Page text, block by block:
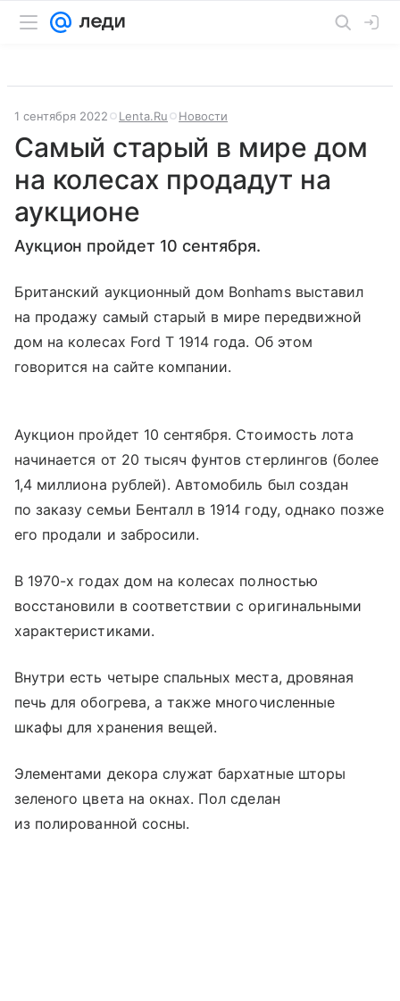
1 сентября 2022 Lenta.Ru Новости
Самый старый в мире дом
на колесах продадут на
аукционе
Аукцион пройдет 10 сентября.
Британский аукционный дом Bonhams выставил
на продажу самый старый в мире передвижной
дом на колесах Ford T 1914 года. Об этом
говорится на сайте компании.
Аукцион пройдет 10 сентября. Стоимость лота
начинается от 20 тысяч фунтов стерлингов (более
1,4 миллиона рублей). Автомобиль был создан
по заказу семьи Бенталл в 1914 году, однако позже
его продали и забросили.
В 1970-х годах дом на колесах полностью
восстановили в соответствии с оригинальными
характеристиками.
Внутри есть четыре спальных места, дровяная
печь для обогрева, а также многочисленные
шкафы для хранения вещей.
Элементами декора служат бархатные шторы
зеленого цвета на окнах. Пол сделан
из полированной сосны.